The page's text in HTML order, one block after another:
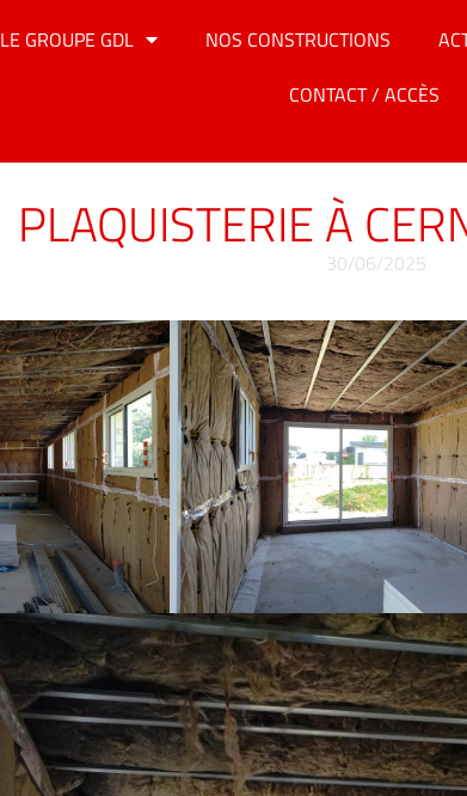
LE GROUPE GDL NOS CONSTRUCTIONS
CONTACT / ACCÈS
PLAQUISTERIE À
30/06/2025